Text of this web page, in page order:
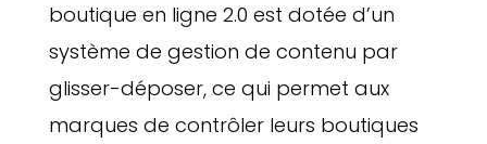
boutique en ligne 2.0 est dotée d’un
système de gestion de contenu par
glisser-déposer, ce qui permet aux
marques de contrôler leurs boutiques